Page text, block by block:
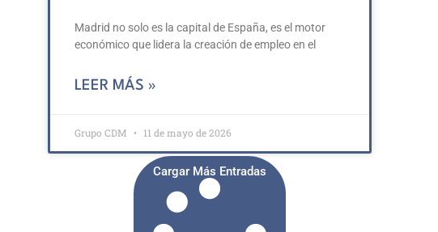
Madrid no solo es la capital de España, es el motor
económico que lidera la creación de empleo en el
LEER MÁS »
Grupo CDM 11 de mayo de 2026
Cargar Más Entradas